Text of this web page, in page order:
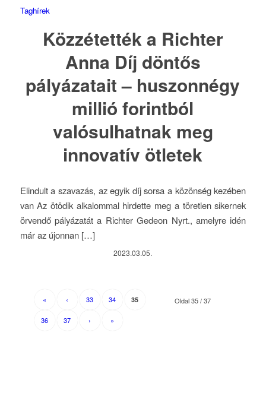
Taghírek
Közzétették a Richter
Anna Díj döntős
pályázatait – huszonnégy
millió forintból
valósulhatnak meg
innovatív ötletek
Elindult a szavazás, az egyik díj sorsa a közönség kezében
van Az ötödik alkalommal hirdette meg a töretlen sikernek
örvendő pályázatát a Richter Gedeon Nyrt., amelyre idén
már az újonnan […]
2023.03.05.
Oldal 35 / 37
« ‹ 33 34 35
36 37 › »